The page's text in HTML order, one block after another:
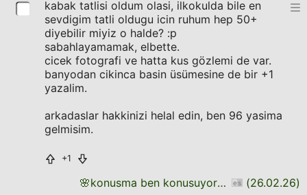
kabak tatlisi oldum olasi, ilkokulda bile en
sevdigim tatli oldugu icin ruhum hep 50+
diyebilir miyiz o halde? :p
sabahlayamamak, elbette.
cicek fotografi ve hatta kus gözlemi de var.
banyodan cikinca basin üsümesine de bir +1
yazalim.
arkadaslar hakkinizi helal edin, ben 96 yasima
gelmisim.
+1
🌸 konusma ben konusuyorum daha bitirmedim (26.02.26)